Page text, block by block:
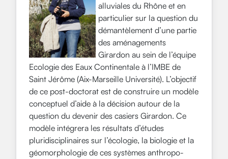
alluviales du Rhône et en
particulier sur la question du
démantèlement d’une partie
des aménagements
Girardon au sein de l’équipe
Ecologie des Eaux Continentale à l’IMBE de
Saint Jérôme (Aix-Marseille Université). L’objectif
de ce post-doctorat est de construire un modèle
conceptuel d’aide à la décision autour de la
question du devenir des casiers Girardon. Ce
modèle intégrera les résultats d’études
pluridisciplinaires sur l’écologie, la biologie et la
géomorphologie de ces systèmes anthropo-